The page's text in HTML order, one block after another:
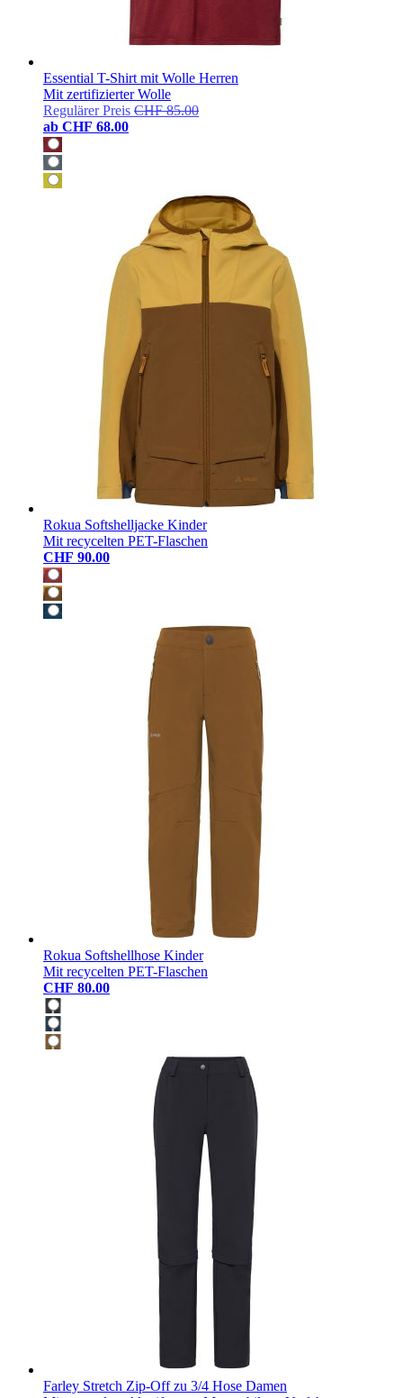
Essential T-Shirt mit Wolle Herren
Mit zertifizierter Wolle
Regulärer Preis CHF 85.00
ab CHF 68.00
Rokua Softshelljacke Kinder
Mit recycelten PET-Flaschen
CHF 90.00
Rokua Softshellhose Kinder
Mit recycelten PET-Flaschen
CHF 80.00
Farley Stretch Zip-Off zu 3/4 Hose Damen